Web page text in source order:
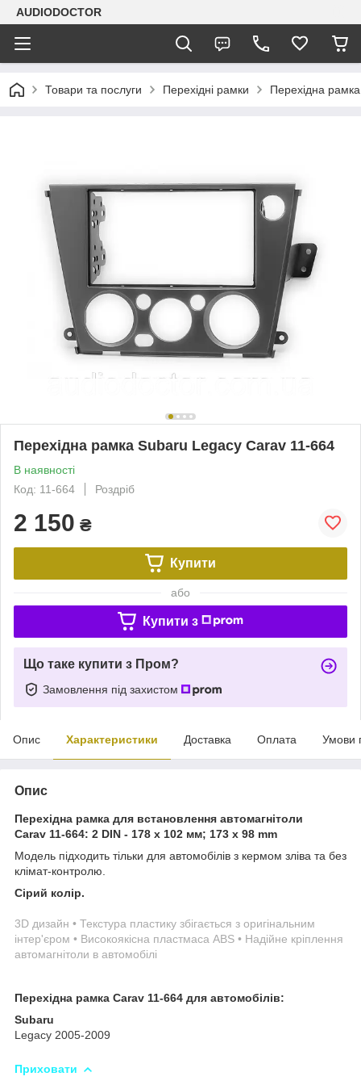
AUDIODOCTOR
Товари та послуги Перехідні рамки Перехідна
Перехідна рамка Subaru Legacy Carav 11-664
В наявності
Код: 11-664
Роздріб
2 150 ₴
Купити
або
Купити з
Що таке купити з Пром?
Замовлення під захистом
Опис Характеристики Доставка Оплата Умови
Опис
Перехідна рамка для встановлення автомагнітоли
Carav 11-664: 2 DIN - 178 x 102 мм; 173 x 98 mm
Модель підходить тільки для автомобілів з кермом зліва та без
клімат-контролю.
Сірий колір.
3D дизайн • Текстура пластику збігається з оригінальним
інтер'єром • Високоякісна пластмаса ABS • Надійне кріплення
автомагнітоли в автомобілі
Перехідна рамка Carav 11-664 для автомобілів:
Subaru
Legacy 2005-2009
Приховати